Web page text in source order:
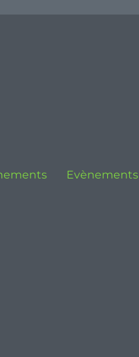
Evènements